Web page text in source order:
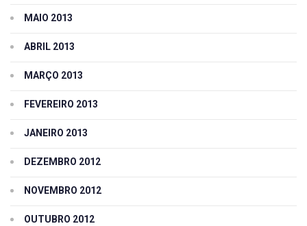
MAIO 2013
ABRIL 2013
MARÇO 2013
FEVEREIRO 2013
JANEIRO 2013
DEZEMBRO 2012
NOVEMBRO 2012
OUTUBRO 2012